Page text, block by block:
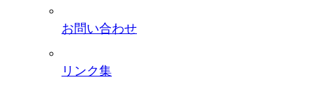
お問い合わせ
リンク集